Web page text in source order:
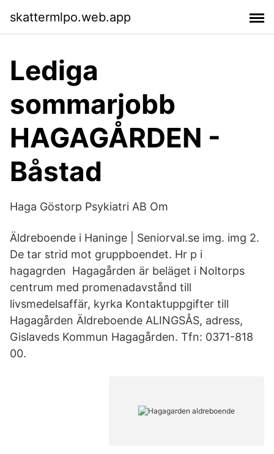
skattermlpo.web.app
Lediga
sommarjobb
HAGAGÅRDEN -
Båstad
Haga Göstorp Psykiatri AB Om
Äldreboende i Haninge | Seniorval.se img. img 2.
De tar strid mot gruppboendet. Hr p i
hagagrden Hagagården är beläget i Noltorps
centrum med promenadavstånd till
livsmedelsaffär, kyrka Kontaktuppgifter till
Hagagården Äldreboende ALINGSÅS, adress,
Gislaveds Kommun Hagagården. Tfn: 0371-818
00.